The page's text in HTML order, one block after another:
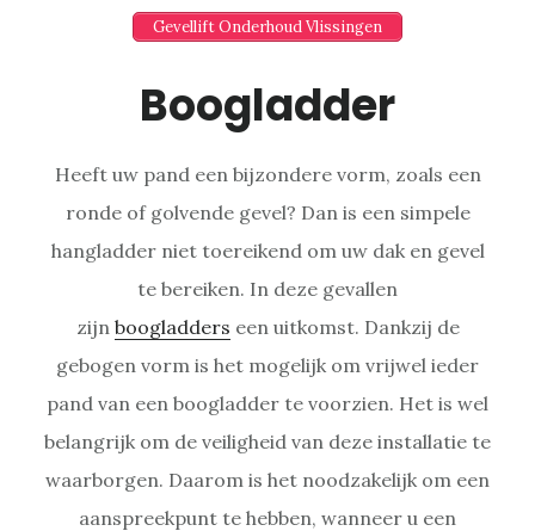
Gevellift Onderhoud Vlissingen
Boogladder
Heeft uw pand een bijzondere vorm, zoals een
ronde of golvende gevel? Dan is een simpele
hangladder niet toereikend om uw dak en gevel
te bereiken. In deze gevallen
zijn boogladders een uitkomst. Dankzij de
gebogen vorm is het mogelijk om vrijwel ieder
pand van een boogladder te voorzien. Het is wel
belangrijk om de veiligheid van deze installatie te
waarborgen. Daarom is het noodzakelijk om een
aanspreekpunt te hebben, wanneer u een